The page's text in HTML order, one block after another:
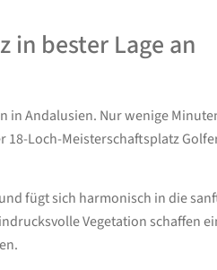
in bester Lage an
in Andalusien. Nur wenige
18-Loch-Meisterschaftsplatz
fügt sich harmonisch in die
Vegetation schaffen